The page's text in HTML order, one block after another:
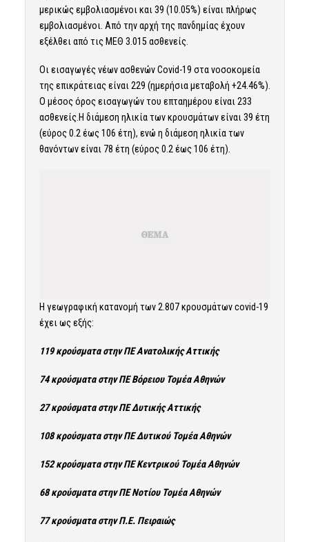
μερικώς εμβολιασμένοι και 39 (10.05%) είναι πλήρως
εμβολιασμένοι. Από την αρχή της πανδημίας έχουν
εξέλθει από τις ΜΕΘ 3.015 ασθενείς.
Οι εισαγωγές νέων ασθενών Covid-19 στα νοσοκομεία
της επικράτειας είναι 229 (ημερήσια μεταβολή +24.46%).
Ο μέσος όρος εισαγωγών του επταημέρου είναι 233
ασθενείς.Η διάμεση ηλικία των κρουσμάτων είναι 39 έτη
(εύρος 0.2 έως 106 έτη), ενώ η διάμεση ηλικία των
θανόντων είναι 78 έτη (εύρος 0.2 έως 106 έτη).
Η γεωγραφική κατανομή των 2.807 κρουσμάτων covid-19
έχει ως εξής:
119 κρούσματα στην ΠΕ Ανατολικής Αττικής
74 κρούσματα στην ΠΕ Βόρειου Τομέα Αθηνών
27 κρούσματα στην ΠΕ Δυτικής Αττικής
108 κρούσματα στην ΠΕ Δυτικού Τομέα Αθηνών
152 κρούσματα στην ΠΕ Κεντρικού Τομέα Αθηνών
68 κρούσματα στην ΠΕ Νοτίου Τομέα Αθηνών
77 κρούσματα στην Π.Ε. Πειραιώς